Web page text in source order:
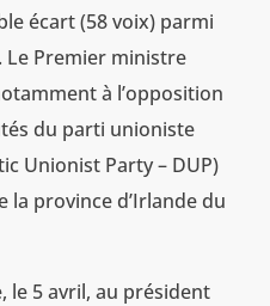
écart (58 voix) parmi
Le Premier ministre
à l’opposition
du parti unioniste
Unionist Party – DUP)
province d’Irlande du
le 5 avril, au président